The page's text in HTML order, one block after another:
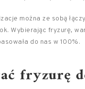
można ze sobą
Wybierając fryzurę,
do nas w 100%.
fryzurę